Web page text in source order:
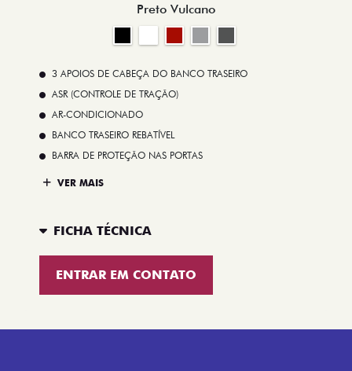
Preto Vulcano
3 APOIOS DE CABEÇA DO BANCO TRASEIRO
ASR (CONTROLE DE TRAÇÃO)
AR-CONDICIONADO
BANCO TRASEIRO REBATÍVEL
BARRA DE PROTEÇÃO NAS PORTAS
VER MAIS
FICHA TÉCNICA
ENTRAR EM CONTATO